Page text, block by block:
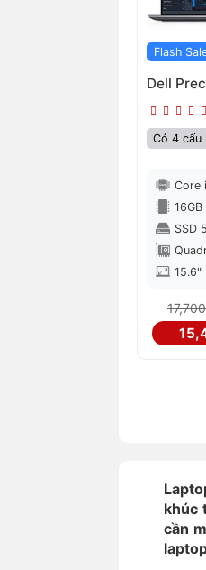
Flash
Dell
Có 4 cấu
Core
16GB
SSD
15.6"
khúc
cần